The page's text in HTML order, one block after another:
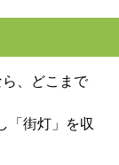
、どこまで
「街灯」を収